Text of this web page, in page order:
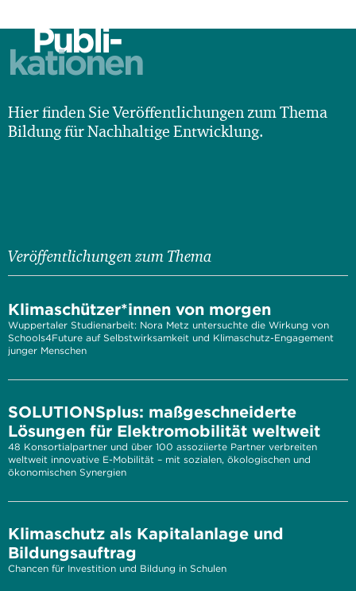
Publi-
kationen
Hier finden Sie Veröffentlichungen zum Thema
Bildung für Nachhaltige Entwicklung.
Veröffentlichungen zum Thema
Klimaschützer*innen von morgen
Wuppertaler Studienarbeit: Nora Metz untersuchte die Wirkung von
Schools4Future auf Selbstwirksamkeit und Klimaschutz-Engagement
junger Menschen
SOLUTIONSplus: maßgeschneiderte
Lösungen für Elektromobilität weltweit
48 Konsortialpartner und über 100 assoziierte Partner verbreiten
weltweit innovative E-Mobilität – mit sozialen, ökologischen und
ökonomischen Synergien
Klimaschutz als Kapitalanlage und
Bildungsauftrag
Chancen für Investition und Bildung in Schulen